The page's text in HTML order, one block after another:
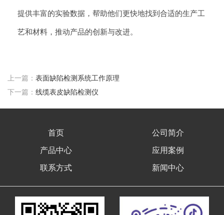
提供丰富的实验数据，帮助他们更快地找到合适的生产工
艺和材料，推动产品的创新与改进。
上一篇： 表面缺陷检测系统工作原理
下一篇： 线缆表皮缺陷检测仪
首页
公司简介
产品中心
应用案例
联系方式
新闻中心